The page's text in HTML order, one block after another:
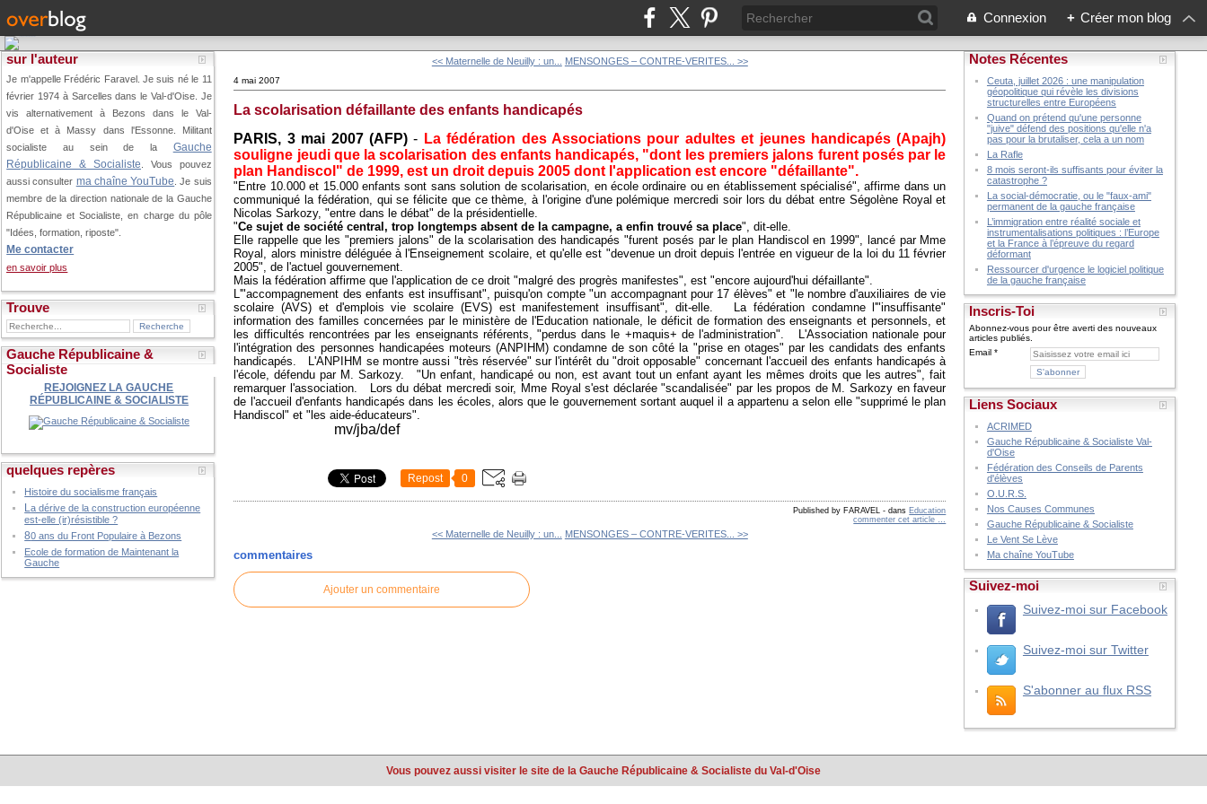
Connexion + Créer mon blog
sur l'auteur
Je m'appelle Frédéric Faravel. Je suis né le 11
février 1974 à Sarcelles dans le Val-d'Oise. Je
vis alternativement à Bezons dans le Val-
d'Oise et à Massy dans l'Essonne. Militant
socialiste au sein de la Gauche
Républicaine & Socialiste . Vous pouvez
aussi consulter ma chaîne YouTube . Je suis
membre de la direction nationale de la Gauche
Républicaine et Socialiste, en charge du pôle
"Idées, formation, riposte".
Me contacter
en savoir plus
Trouve
Gauche Républicaine &
Socialiste
REJOIGNEZ LA GAUCHE
RÉPUBLICAINE & SOCIALISTE
quelques repères
Histoire du socialisme français
La dérive de la construction européenne
est-elle (ir)résistible ?
80 ans du Front Populaire à Bezons
Ecole de formation de Maintenant la
Gauche
<< Maternelle de Neuilly : un... MENSONGES – CONTRE-VERITES... >>
4 mai 2007
La scolarisation défaillante des enfants handicapés
PARIS, 3 mai 2007 (AFP)- La fédération des Associations pour adultes et jeunes handicapés (Apajh)
souligne jeudi que la scolarisation des enfants handicapés, "dont les premiers jalons furent posés par le
plan Handiscol" de 1999, est un droit depuis 2005 dont l'application est encore "défaillante".
"Entre 10.000 et 15.000 enfants sont sans solution de scolarisation, en école ordinaire ou en établissement spécialisé", affirme dans un
communiqué la fédération, qui se félicite que ce thème, à l'origine d'une polémique mercredi soir lors du débat entre Ségolène Royal et
Nicolas Sarkozy, "entre dans le débat" de la présidentielle.
"Ce sujet de société central, trop longtemps absent de la campagne, a enfin trouvé sa place", dit-elle.
Elle rappelle que les "premiers jalons" de la scolarisation des handicapés "furent posés par le plan Handiscol en 1999", lancé par Mme
Royal, alors ministre déléguée à l'Enseignement scolaire, et qu'elle est "devenue un droit depuis l'entrée en vigueur de la loi du 11 février
2005", de l'actuel gouvernement.
Mais la fédération affirme que l'application de ce droit "malgré des progrès manifestes", est "encore aujourd'hui défaillante".
L'"accompagnement des enfants est insuffisant", puisqu'on compte "un accompagnant pour 17 élèves" et "le nombre d'auxiliaires de vie
scolaire (AVS) et d'emplois vie scolaire (EVS) est manifestement insuffisant", dit-elle.
La fédération condamne l'"insuffisante"
information des familles concernées par le ministère de l'Education nationale, le déficit de formation des enseignants et personnels, et
les difficultés rencontrées par les enseignants référents, "perdus dans le +maquis+ de l'administration".
L'Association nationale pour
l'intégration des personnes handicapées moteurs (ANPIHM) condamne de son côté la "prise en otages" par les candidats des enfants
handicapés.
L'ANPIHM se montre aussi "très réservée" sur l'intérêt du "droit opposable" concernant l'accueil des enfants handicapés à
l'école, défendu par M. Sarkozy.
"Un enfant, handicapé ou non, est avant tout un enfant ayant les mêmes droits que les autres", fait
remarquer l'association.
Lors du débat mercredi soir, Mme Royal s'est déclarée "scandalisée" par les propos de M. Sarkozy en faveur
de l'accueil d'enfants handicapés dans les écoles, alors que le gouvernement sortant auquel il a appartenu a selon elle "supprimé le plan
Handiscol" et "les aide-éducateurs".
mv/jba/def
Repost 0
Published by FARAVEL - dans Education
commenter cet article
<< Maternelle de Neuilly : un... MENSONGES – CONTRE-VERITES... >>
commentaires
Ajouter un commentaire
Notes Récentes
Ceuta, juillet 2026 : une manipulation
géopolitique qui révèle les divisions
structurelles entre Européens
Quand on prétend qu'une personne
"juive" défend des positions qu'elle n'a
pas pour la brutaliser, cela a un nom
La Rafle
8 mois seront-ils suffisants pour éviter la
catastrophe ?
La social-démocratie, ou le "faux-ami"
permanent de la gauche française
L’immigration entre réalité sociale et
instrumentalisations politiques : l’Europe
et la France à l’épreuve du regard
déformant
Ressourcer d'urgence le logiciel politique
de la gauche française
Inscris-Toi
Abonnez-vous pour être averti des nouveaux
articles publiés.
Email
Liens Sociaux
ACRIMED
Gauche Républicaine & Socialiste Val-
d'Oise
Fédération des Conseils de Parents
d'élèves
O.U.R.S.
Nos Causes Communes
Gauche Républicaine & Socialiste
Le Vent Se Lève
Ma chaîne YouTube
Suivez-moi
Suivez-moi sur Facebook
Suivez-moi sur Twitter
S'abonner au flux RSS
Vous pouvez aussi visiter le site de la Gauche Républicaine & Socialiste du Val-d'Oise